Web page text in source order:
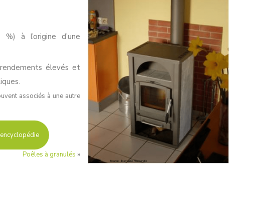
à l’origine d’une
élevés et
associés à une autre
Poêles à granulés »